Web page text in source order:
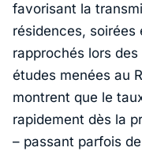
favorisant la
résidences, soirées
rapprochés lors
études menées au
montrent que le
rapidement dès la
– passant parfois